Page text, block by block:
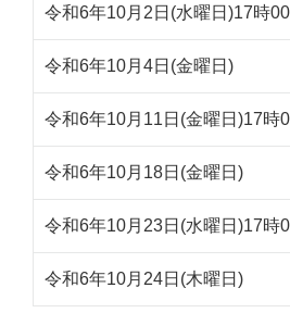
令和6年10月2日(水曜日)17時
令和6年10月4日(金曜日)
令和6年10月11日(金曜日)17時
令和6年10月18日(金曜日)
令和6年10月23日(水曜日)17時
令和6年10月24日(木曜日)